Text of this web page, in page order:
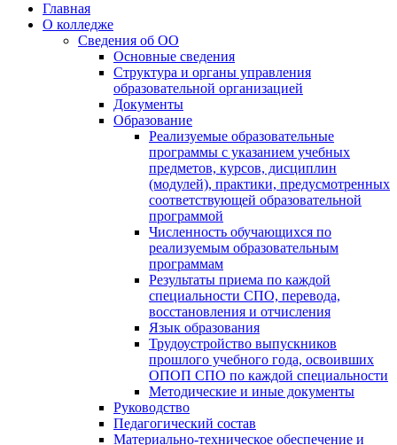
Главная
О колледже
Сведения об ОО
Основные сведения
Структура и органы управления
образовательной организацией
Документы
Образование
Реализуемые образовательные
программы с указанием учебных
предметов, курсов, дисциплин
(модулей), практики, предусмотренных
соответствующей образовательной
программой
Численность обучающихся по
реализуемым образовательным
программам
Результаты приема по каждой
специальности СПО, перевода,
восстановления и отчисления
Язык образования
Трудоустройство выпускников
прошлого учебного года, освоивших
ОПОП СПО по каждой специальности
Методические и иные документы
Руководство
Педагогический состав
Материально-техническое обеспечение и